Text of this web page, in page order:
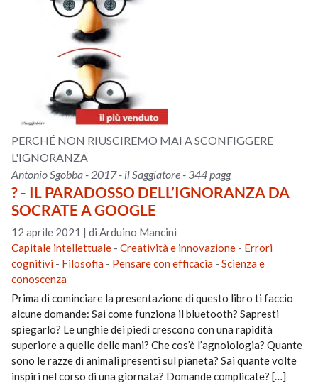
PERCHÉ NON RIUSCIREMO MAI A SCONFIGGERE
L'IGNORANZA
Antonio Sgobba - 2017 - il Saggiatore - 344 pagg
? - IL PARADOSSO DELL’IGNORANZA DA
SOCRATE A GOOGLE
12 aprile 2021 |di Arduino Mancini
Capitale intellettuale -Creatività e innovazione - Errori
cognitivi - Filosofia - Pensare con efficacia -Scienza e
conoscenza
Prima di cominciare la presentazione di questo libro ti faccio
alcune domande: Sai come funziona il bluetooth? Sapresti
spiegarlo? Le unghie dei piedi crescono con una rapidità
superiore a quelle delle mani? Che cos’è l’agnoiologia? Quante
sono le razze di animali presenti sul pianeta? Sai quante volte
inspiri nel corso di una giornata? Domande complicate? […]